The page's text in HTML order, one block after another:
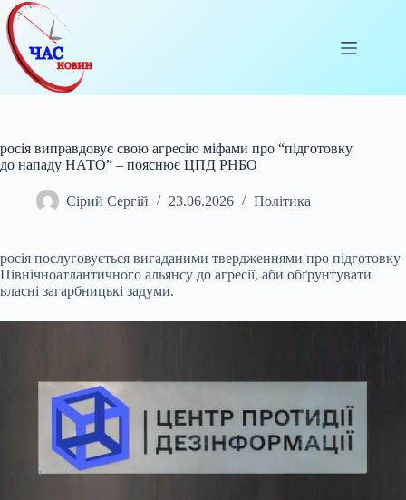
Перейти
до
вмісту
росія виправдовує свою агресію міфами про “підготовку
до нападу НАТО” – пояснює ЦПД РНБО
Сірий Сергій 23.06.2026 Політика
росія послуговується вигаданими твердженнями про підготовку
Північноатлантичного альянсу до агресії, аби обґрунтувати
власні загарбницькі задуми.